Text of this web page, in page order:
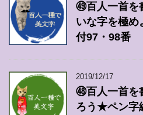
㊾百人一首
いな字を極
付97・98番
2019/12/17
㊽百人一首を
ろう★ペン字